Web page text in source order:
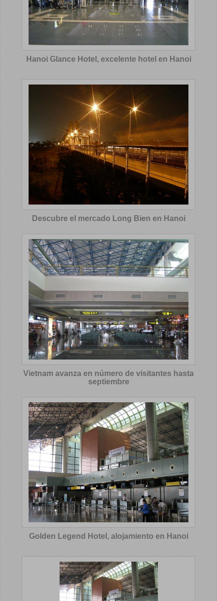
Hanoi Glance Hotel, excelente hotel en Hanoi
Descubre el mercado Long Bien en Hanoi
Vietnam avanza en número de visitantes hasta
septiembre
Golden Legend Hotel, alojamiento en Hanoi